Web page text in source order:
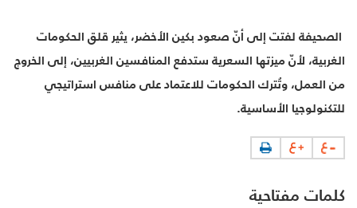
الصحيفة لفتت إلى أنّ صعود بكين الأخضر، يثير قلق الحكومات
الغربية، لأنّ ميزتها السعرية ستدفع المنافسين الغربيين، إلى الخروج
من العمل، وتُترك الحكومات للاعتماد على منافس استراتيجي
للتكنولوجيا الأساسية.
كلمات مفتاحية